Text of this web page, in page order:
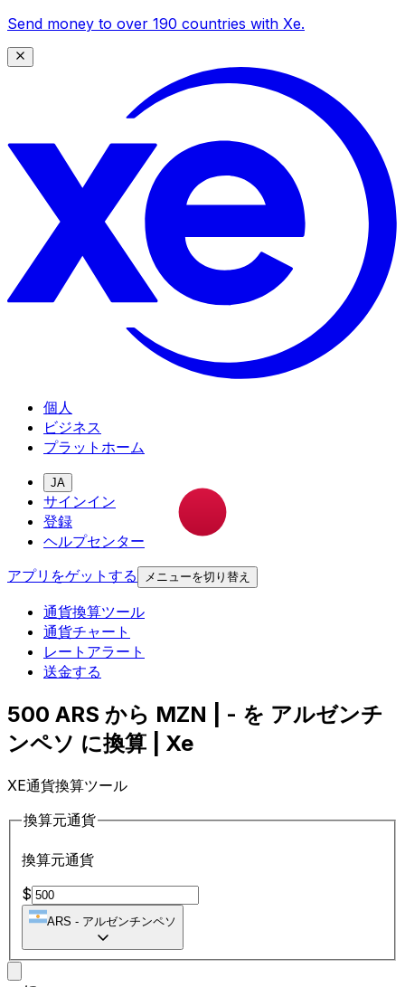
Send money to over 190 countries with Xe.
個人
ビジネス
プラットホーム
JA
サインイン
登録
ヘルプセンター
アプリをゲットする
メニューを切り替え
通貨換算ツール
通貨チャート
レートアラート
送金する
500 ARS から MZN | - を アルゼンチ
ンペソ に換算 | Xe
XE通貨換算ツール
換算元通貨
換算元通貨
$
ARS - アルゼンチンペソ